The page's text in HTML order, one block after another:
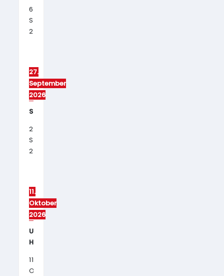
6.
September
2026
27.
September
2026
Stadtmeisterschaft
27.
September
2026
11.
Oktober
2026
U13m
Heimspieltag
11.
Oktober